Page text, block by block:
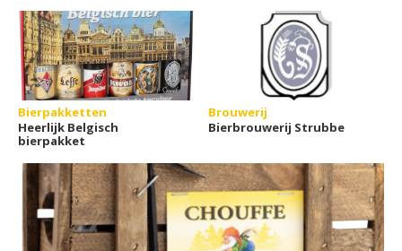
Bierpakketten
Heerlijk Belgisch
bierpakket
Brouwerij
Bierbrouwerij Strubbe